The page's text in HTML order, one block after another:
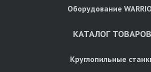
Оборудование
КАТАЛОГ ТОВАРОВ
Круглопильные